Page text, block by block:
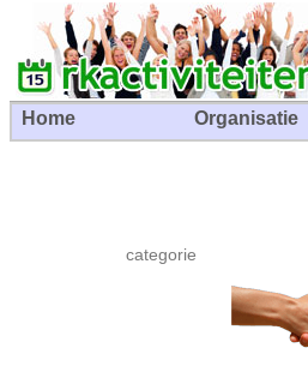
Home Organisatie
categorie